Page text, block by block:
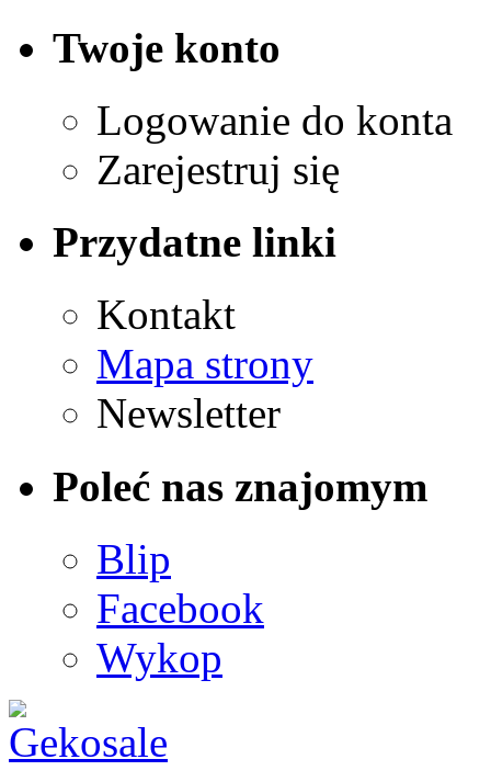
Twoje konto
Logowanie do konta
Zarejestruj się
Przydatne linki
Kontakt
Mapa strony
Newsletter
Poleć nas znajomym
Blip
Facebook
Wykop